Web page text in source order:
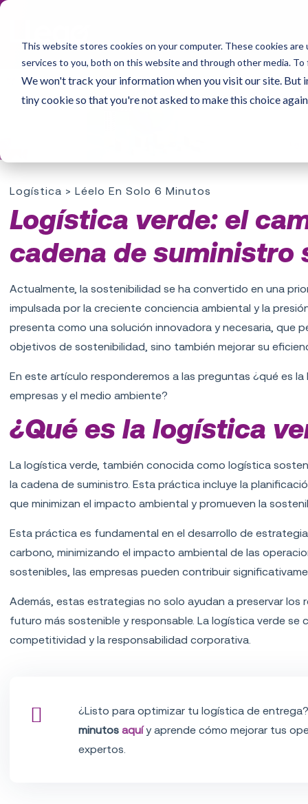
This website stores cookies on your computer. These cookies
services to you, both on this website and through other media.
We won't track your information when you visit our site. But
tiny cookie so that you're not asked to make this choice
Logística > Léelo En Solo 6 Minutos
Logística verde: el
cadena de suministro
Actualmente, la sostenibilidad se ha convertido en una
impulsada por la creciente conciencia ambiental y la
presenta como una solución innovadora y necesaria, que
objetivos de sostenibilidad, sino también mejorar su
En este artículo responderemos a las preguntas ¿qué es
empresas y el medio ambiente?
¿Qué es la logística
La logística verde, también conocida como logística
la cadena de suministro. Esta práctica incluye la
que minimizan el impacto ambiental y promueven la
Esta práctica es fundamental en el desarrollo de
carbono, minimizando el impacto ambiental de las
sostenibles, las empresas pueden contribuir
Además, estas estrategias no solo ayudan a preservar
futuro más sostenible y responsable. La logística verde se
competitividad y la responsabilidad corporativa.
¿Listo para optimizar tu logística de
minutosaquíy aprende cómo mejorar tus
expertos.